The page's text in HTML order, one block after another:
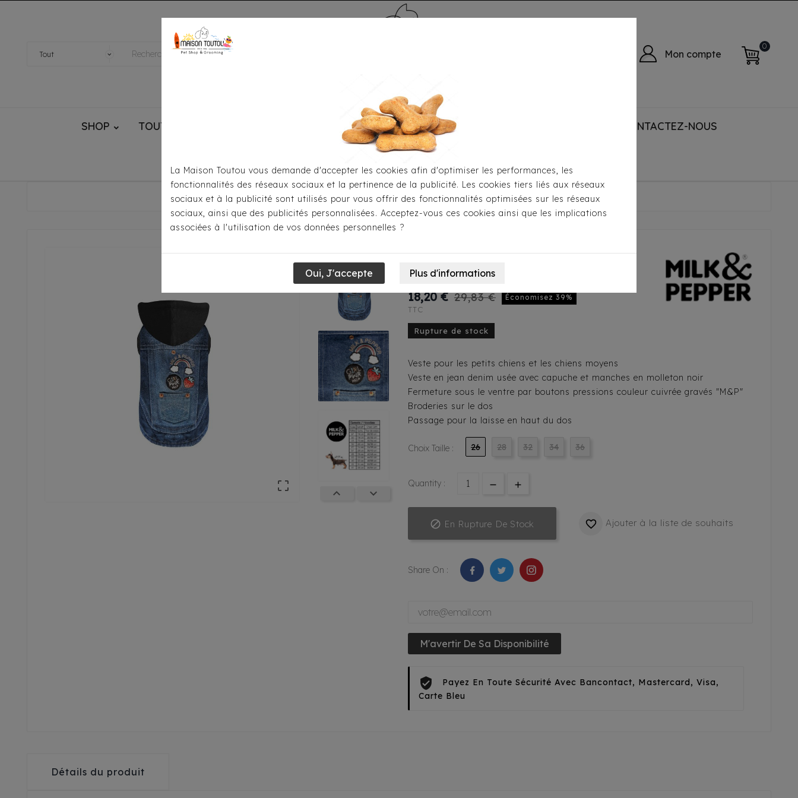
Mon compte
0
SHOP TOUTOU® HANDMADE MÉDAILLE - PET ID TAG TOILETTAGE CONTACTEZ-NOUS
Accueil Pour S'habiller Sweats Sweat Milk & Pepper - Jean Strawberry

 
Sweat Milk & Pepper - Jean
Strawberry
18,20 € 29,83 € Économisez 39%
TTC
Rupture de stock
Veste pour les petits chiens et les chiens moyens
Veste en jean denim usée avec capuche et manches en molleton noir
Fermeture sous le ventre par boutons pressions couleur cuivrée gravés "M&P"
Broderies sur le dos
Passage pour la laisse en haut du dos
Choix Taille : 26 28 32 34 36
Quantity :
 En Rupture De Stock  Ajouter à la liste de souhaits
Share On :
M'avertir De Sa Disponibilité
Payez En Toute Sécurité Avec Bancontact, Mastercard, Visa,
Carte Bleu
Détails du produit
La Maison Toutou vous demande d'accepter les cookies afin d'optimiser les performances, les
fonctionnalités des réseaux sociaux et la pertinence de la publicité. Les cookies tiers liés aux réseaux
sociaux et à la publicité sont utilisés pour vous offrir des fonctionnalités optimisées sur les réseaux
sociaux, ainsi que des publicités personnalisées. Acceptez-vous ces cookies ainsi que les implications
associées à l'utilisation de vos données personnelles ?